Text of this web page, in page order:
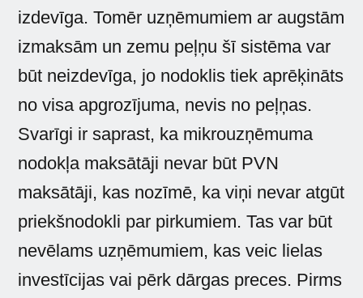
izdevīga. Tomēr uzņēmumiem ar augstām
izmaksām un zemu peļņu šī sistēma var
būt neizdevīga, jo nodoklis tiek aprēķināts
no visa apgrozījuma, nevis no peļņas.
Svarīgi ir saprast, ka mikrouzņēmuma
nodokļa maksātāji nevar būt PVN
maksātāji, kas nozīmē, ka viņi nevar atgūt
priekšnodokli par pirkumiem. Tas var būt
nevēlams uzņēmumiem, kas veic lielas
investīcijas vai pērk dārgas preces. Pirms